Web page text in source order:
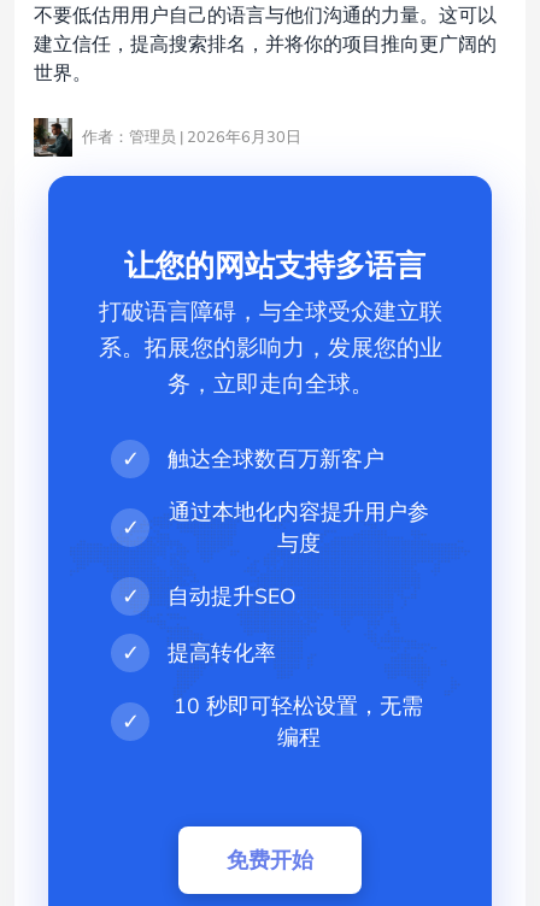
不要低估用用户自己的语言与他们沟通的力量。这可以
建立信任，提高搜索排名，并将你的项目推向更广阔的
世界。
作者：管理员 | 2026年6月30日
让您的网站支持多语言
打破语言障碍，与全球受众建立联
系。拓展您的影响力，发展您的业
务，立即走向全球。
✓ 触达全球数百万新客户
✓
通过本地化内容提升用户参
与度
✓
自动提升SEO
✓
提高转化率
✓
10 秒即可轻松设置，无需
编程
免费开始